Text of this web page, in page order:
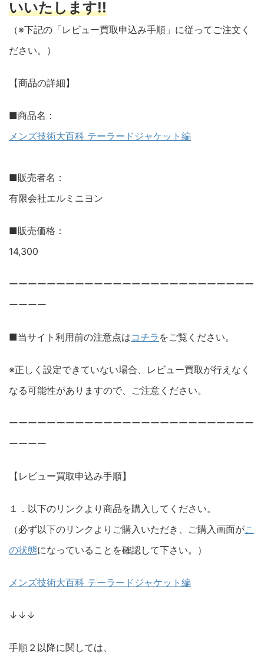
いいたします!!
（※下記の「レビュー買取申込み手順」に従ってご注文く
ださい。）
【商品の詳細】
■商品名：
メンズ技術大百科 テーラードジャケット編
■販売者名：
有限会社エルミニヨン
■販売価格：
14,300
ーーーーーーーーーーーーーーーーーーーーーーーーーー
ーーーー
■当サイト利用前の注意点はコチラ をご覧ください。
※正しく設定できていない場合、レビュー買取が行えなく
なる可能性がありますので、ご注意ください。
ーーーーーーーーーーーーーーーーーーーーーーーーーー
ーーーー
【レビュー買取申込み手順】
１．以下のリンクより商品を購入してください。
（必ず以下のリンクよりご購入いただき、ご購入画面がこ
の状態になっていることを確認して下さい。）
メンズ技術大百科 テーラードジャケット編
↓↓↓
手順２以降に関しては、